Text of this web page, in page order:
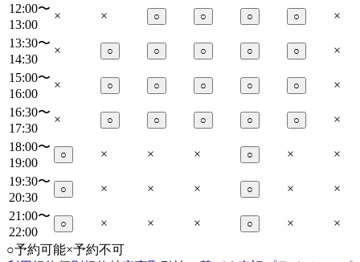
12:00〜
13:00
× × ○ ○ ○ ○
×
13:30〜
14:30
× ○ ○ ○ ○ ○
×
15:00〜
16:00
× ○ ○ ○ ○ ○
×
16:30〜
17:30
× ○ ○ ○ ○ ○
×
18:00〜
19:00
○ × × × ○ ×
×
19:30〜
20:30
○ × × × ○ ×
×
21:00〜
22:00
○ × × × ○ ×
×
○予約可能×予約不可